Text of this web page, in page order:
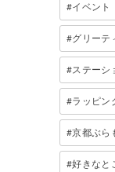
イベント
グリーテ
ステーシ
ラッピン
京都ぶら
好きなと